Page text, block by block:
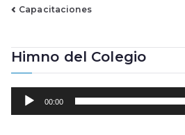
Navegación
de
entradas
Capacitaciones
Himno del Colegio
00:00